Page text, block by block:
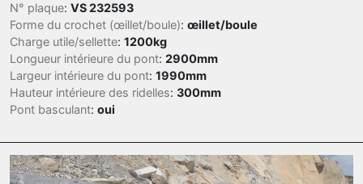
N° plaque: VS 232593
Forme du crochet (œillet/boule): œillet/boule
Charge utile/sellette: 1200kg
Longueur intérieure du pont: 2900mm
Largeur intérieure du pont: 1990mm
Hauteur intérieure des ridelles: 300mm
Pont basculant: oui